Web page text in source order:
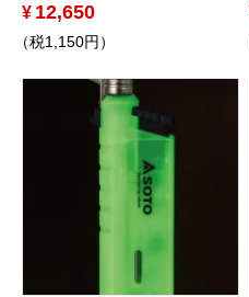
12,650
（税1,150円）